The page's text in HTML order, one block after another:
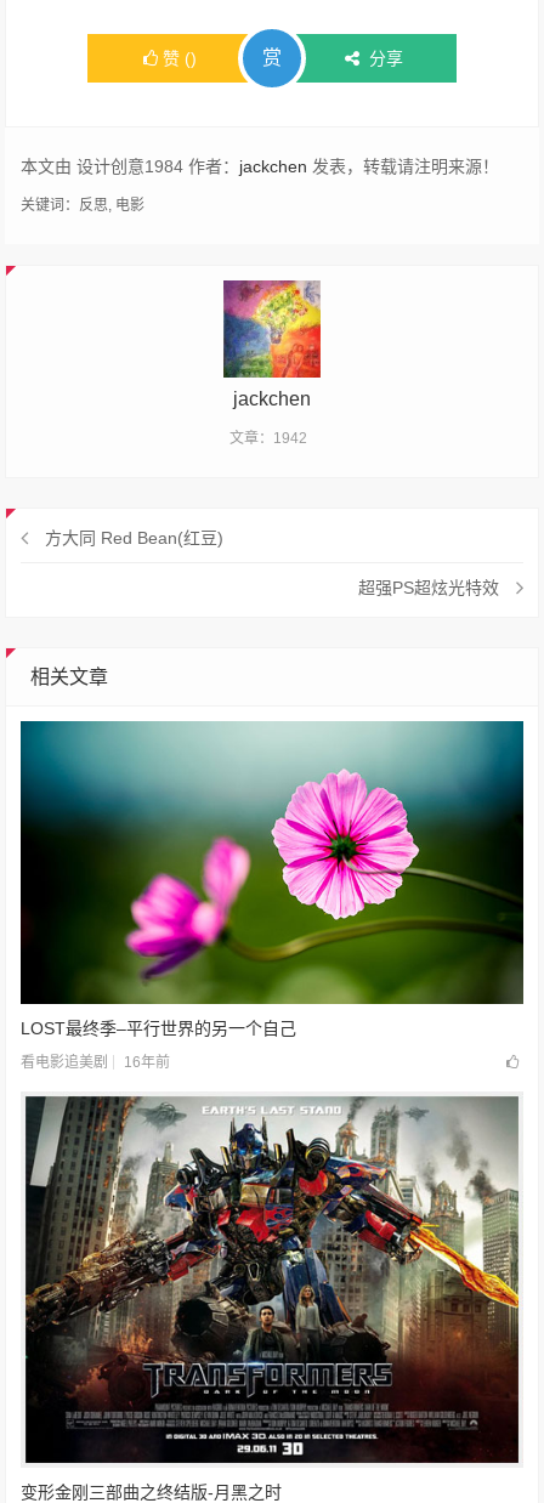
赞 () 赏 分享
本文由 设计创意1984 作者： jackchen 发表，转载请注明来源！
关键词： 反思, 电影
jackchen
文章：1942
方大同 Red Bean(红豆)
超强PS超炫光特效
相关文章
LOST最终季–平行世界的另一个自己
看电影追美剧 16年前
变形金刚三部曲之终结版-月黑之时